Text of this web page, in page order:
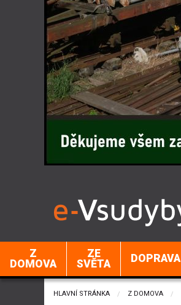
Z
DOMOVA
ZE
SVĚTA
DOPRAVA
HLAVNÍ STRÁNKA Z DOMOVA